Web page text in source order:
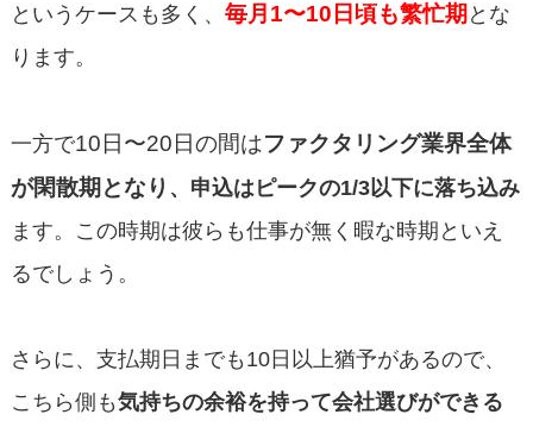
というケースも多く、 毎月1〜10日頃も繁忙期 とな
ります。
一方で10日〜20日の間はファクタリング業界全体
が閑散期となり 、申込はピークの1/3以下に落ち込み
ます。この時期は彼らも仕事が無く暇な時期といえ
るでしょう。
さらに、支払期日までも10日以上猶予があるので、
こちら側も気持ちの余裕を持って会社選びができる